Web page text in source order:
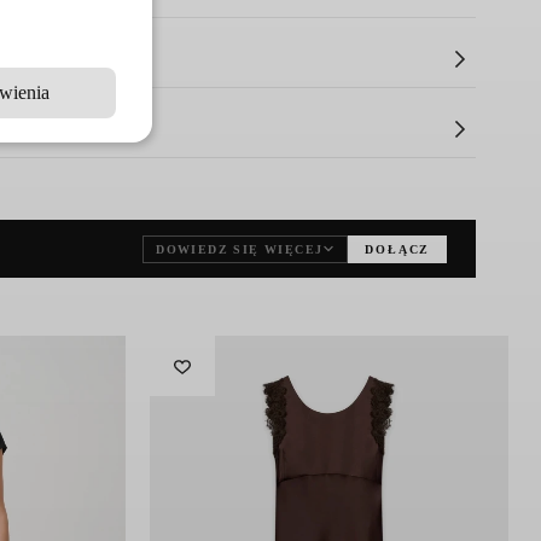
dopasowań
tak, abyś czuła się
DOWIEDZ SIĘ WIĘCEJ DOŁĄCZ